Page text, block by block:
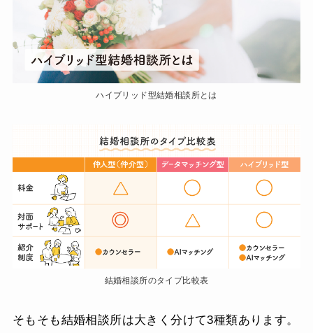
ハイブリッド型結婚相談所とは
結婚相談所のタイプ比較表
そもそも結婚相談所は大きく分けて3種類あります。